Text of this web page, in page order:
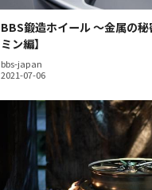
BBS鍛造ホイール 〜金属の
ミン編】
bbs-japan